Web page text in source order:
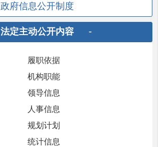
政府信息公开制度
法定主动公开内容
履职依据
机构职能
领导信息
人事信息
规划计划
统计信息